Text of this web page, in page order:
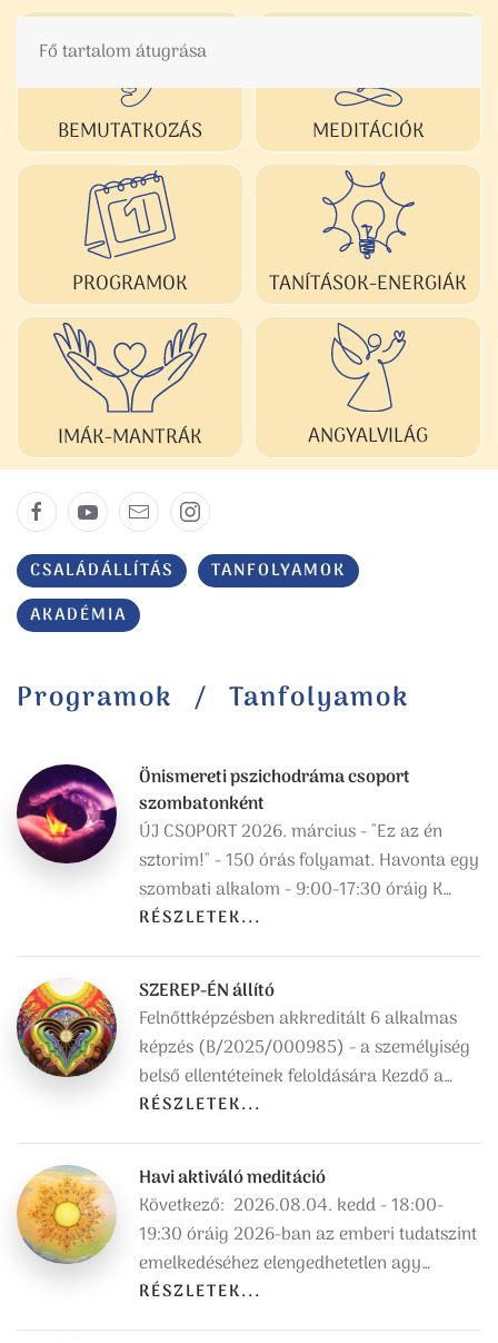
Fő tartalom átugrása
BEMUTATKOZÁS MEDITÁCIÓK
PROGRAMOK TANÍTÁSOK-ENERGIÁK
IMÁK-MANTRÁK ANGYALVILÁG
CSALÁDÁLLÍTÁS
TANFOLYAMOK
AKADÉMIA
Programok Tanfolyamok
Önismereti pszichodráma csoport
szombatonként
ÚJ CSOPORT 2026. március - "Ez az én
sztorim!" - 150 órás folyamat. Havonta egy
szombati alkalom - 9:00-17:30 óráig K…
RÉSZLETEK...
SZEREP-ÉN állító
Felnőttképzésben akkreditált 6 alkalmas
képzés (B/2025/000985) - a személyiség
belső ellentéteinek feloldására Kezdő a…
RÉSZLETEK...
Havi aktiváló meditáció
Következő: 2026.08.04. kedd - 18:00-
19:30 óráig 2026-ban az emberi tudatszint
emelkedéséhez elengedhetetlen agy…
RÉSZLETEK...